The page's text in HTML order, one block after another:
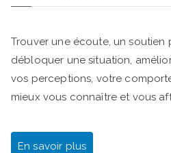
Trouver une écoute, un
débloquer une situation,
vos perceptions, votre
mieux vous connaître et vous
En savoir plus